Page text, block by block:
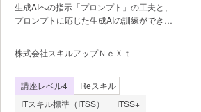
生成AIへの指示「プロンプト」の工夫と、
プロンプトに応じた生成AIの訓練ができる
成AIの基盤技術であるLLM（大規模言語モ
デル）に加えて、LLMを成り立たせている
ク」を用いた機械学習、深層学習（ディー
プラーニング）にまでさかのぼって学びま
株式会社スキルアップＮｅＸｔ
講座レベル4
Reスキル
ITスキル標準（ITSS）
ITSS+